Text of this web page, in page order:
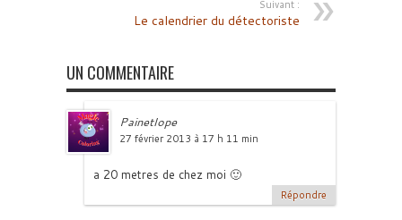
Suivant :
Le calendrier du détectoriste
UN COMMENTAIRE
Painetlope
27 février 2013 à 17 h 11 min
a 20 metres de chez moi 🙂
Répondre